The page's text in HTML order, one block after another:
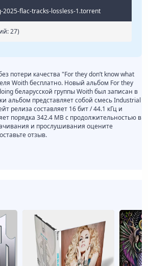
2025-flac-tracks-lossless-1.torrent
27)
потери качества "For they don’t know what
Woith бесплатно. Новый альбом For they
беларусской группы Woith был записан в
альбом представляет собой смесь Industrial
релиза составляет 16 бит / 44.1 кГц и
порядка 342.4 MB с продолжительностью в
и прослушивания оцените
отзыв.